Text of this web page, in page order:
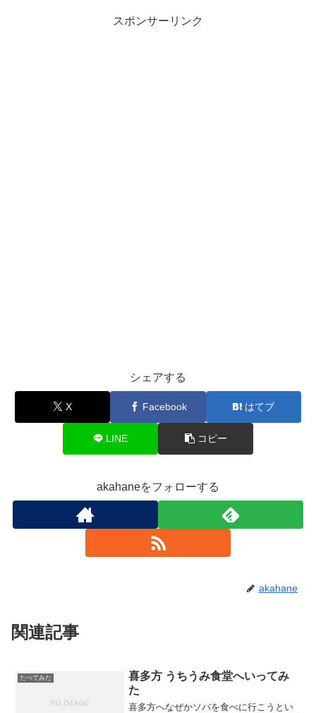
スポンサーリンク
シェアする
X Facebook はてブ
LINE コピー
akahaneをフォローする
akahane
関連記事
たべてみた
喜多方 うちうみ食堂へいってみ
た
喜多方へなぜかソバを食べに行こうとい